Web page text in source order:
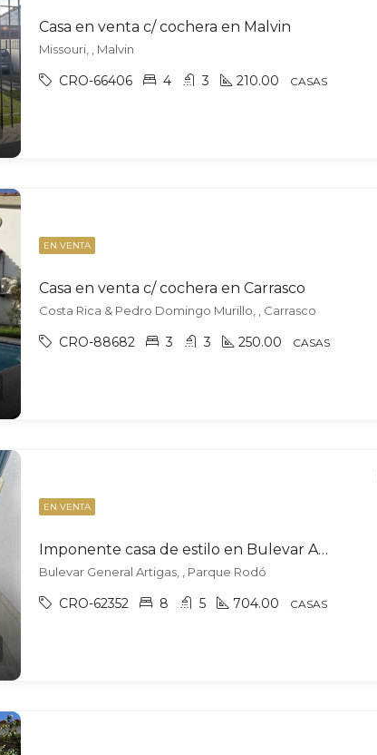
Casa en venta c/ cochera en Malvin
Missouri, , Malvin
CRO-66406 4 3 210.00 CASAS
EN VENTA
Casa en venta c/ cochera en Carrasco
Costa Rica & Pedro Domingo Murillo, , Carrasco
CRO-88682 3 3 250.00 CASAS
EN VENTA
Imponente casa de estilo en Bulevar Artigas!!!
Bulevar General Artigas, , Parque Rodó
CRO-62352 8 5 704.00 CASAS